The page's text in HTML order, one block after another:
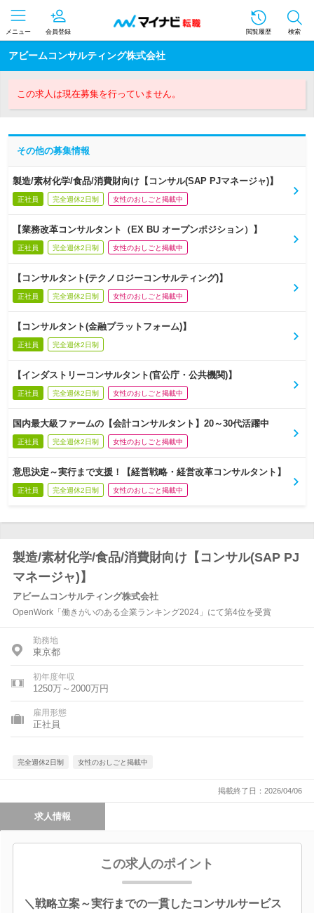
メニュー 会員登録 閲覧履歴 検索
アビームコンサルティング株式会社
この求人は現在募集を行っていません。
その他の募集情報
製造/素材化学/食品/消費財向け【コンサル(SAP PJマネージャ)】
正社員 完全週休2日制 女性のおしごと掲載中
【業務改革コンサルタント（EX BU オープンポジション）】
正社員 完全週休2日制 女性のおしごと掲載中
【コンサルタント(テクノロジーコンサルティング)】
正社員 完全週休2日制 女性のおしごと掲載中
【コンサルタント(金融プラットフォーム)】
正社員 完全週休2日制
【インダストリーコンサルタント(官公庁・公共機関)】
正社員 完全週休2日制 女性のおしごと掲載中
国内最大級ファームの【会計コンサルタント】20～30代活躍中
正社員 完全週休2日制 女性のおしごと掲載中
意思決定～実行まで支援！【経営戦略・経営改革コンサルタント】
正社員 完全週休2日制 女性のおしごと掲載中
製造/素材化学/食品/消費財向け【コンサル(SAP PJ
マネージャ)】
アビームコンサルティング株式会社
OpenWork「働きがいのある企業ランキング2024」にて第4位を受賞
勤務地
東京都
初年度年収
1250万～2000万円
雇用形態
正社員
完全週休2日制 女性のおしごと掲載中
掲載終了日：2026/04/06
求人情報
この求人のポイント
＼戦略立案～実行までの一貫したコンサルサービス